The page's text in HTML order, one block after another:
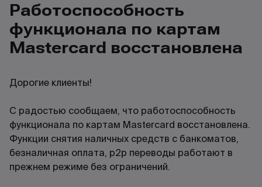
Работоспособность
функционала по картам
Mastercard восстановлена
Дорогие клиенты!
С радостью сообщаем, что работоспособность
функционала по картам Mastercard восстановлена.
Функции снятия наличных средств с банкоматов,
безналичная оплата, p2p переводы работают в
прежнем режиме без ограничений.